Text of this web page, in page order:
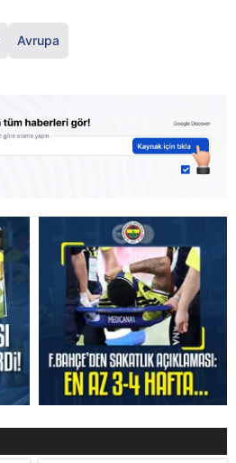
Avrupa